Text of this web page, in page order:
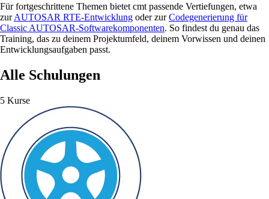
Für fortgeschrittene Themen bietet cmt passende Vertiefungen, etwa
zurAUTOSAR RTE-Entwicklung oder zurCodegenerierung für
Classic AUTOSAR-Softwarekomponenten. So findest du genau das
Training, das zu deinem Projektumfeld, deinem Vorwissen und deinen
Entwicklungsaufgaben passt.
Alle Schulungen
5 Kurse